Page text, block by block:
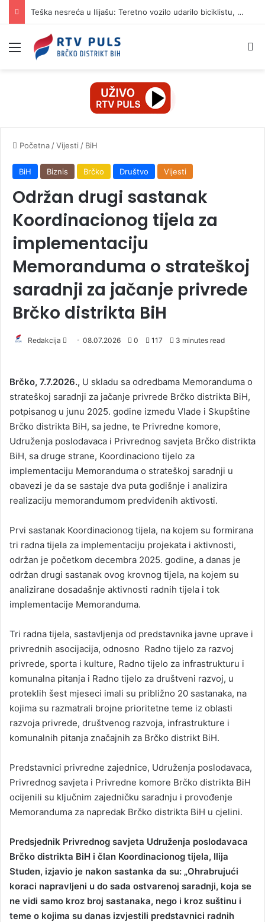
Teška nesreća u Ilijašu: Teretno vozilo udarilo biciklistu, 75-godišnjak zadržan u bolnici
Izbornik
Početna /Vijesti / BiH
BiH Biznis Brčko Društvo Vijesti
Održan drugi sastanak
Koordinacionog tijela za
implementaciju
Memoranduma o strateškoj
saradnji za jačanje privrede
Brčko distrikta BiH
Redakcija
d
a
n
e
m
a
i
l
08.07.2026 0 117 3 minutes read
Brčko, 7.7.2026., U skladu sa odredbama Memoranduma o
strateškoj saradnji za jačanje privrede Brčko distrikta BiH,
potpisanog u junu 2025. godine između Vlade i Skupštine
Brčko distrikta BiH, sa jedne, te Privredne komore,
Udruženja poslodavaca i Privrednog savjeta Brčko distrikta
BiH, sa druge strane, Koordinaciono tijelo za
implementaciju Memoranduma o strateškoj saradnji u
obavezi je da se sastaje dva puta godišnje i analizira
realizaciju memorandumom predviđenih aktivosti.
Prvi sastanak Koordinacionog tijela, na kojem su formirana
tri radna tijela za implementaciju projekata i aktivnosti,
održan je početkom decembra 2025. godine, a danas je
održan drugi sastanak ovog krovnog tijela, na kojem su
analizirane dosadašnje aktivnosti radnih tijela i tok
implementacije Memoranduma.
Tri radna tijela, sastavljenja od predstavnika javne uprave i
privrednih asocijacija, odnosno Radno tijelo za razvoj
privrede, sporta i kulture, Radno tijelo za infrastrukturu i
komunalna pitanja i Radno tijelo za društveni razvoj, u
proteklih šest mjeseci imali su približno 20 sastanaka, na
kojima su razmatrali brojne prioritetne teme iz oblasti
razvoja privrede, društvenog razvoja, infrastrukture i
komunalnih pitanja značajnih za Brčko distrikt BiH.
Predstavnici privredne zajednice, Udruženja poslodavaca,
Privrednog savjeta i Privredne komore Brčko distrikta BiH
ocijenili su ključnim zajedničku saradnju i provođenje
Memoranduma za napredak Brčko distrikta BiH u cjelini.
Predsjednik Privrednog savjeta Udruženja poslodavaca
Brčko distrikta BiH i član Koordinacionog tijela, Ilija
Studen, izjavio je nakon sastanka da su: „Ohrabrujući
koraci napravljeni u do sada ostvarenoj saradnji, koja se
ne vidi samo kroz broj sastanaka, nego i kroz suštinu i
teme o kojima su danas izvjestili predstavnici radnih